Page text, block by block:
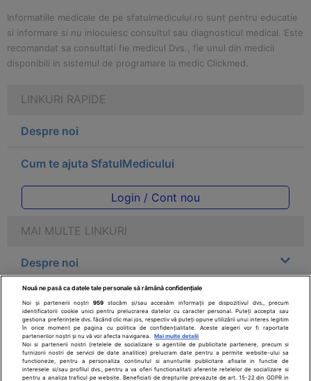
Informatiile medicale de pe sfatulmedicului.ro sunt pentru educatie
si informare si nu inlocuiesc consultul sau diagnosticul medical. Este
recomandat sa consultati fie medicul Dvs., fie unul din medicii
disponibili in sistemul de programare la medic Clickmed.
LINKURI RAPIDE
Despre noi
Cum te ajuta SfatulMedicului
Login / Cont nou
MAI MULTE LINKURI
Despre noi
Legal
Drepturile consumatorului
Parteneri
Nouă ne pasă ca datele tale personale să rămână confidențiale
Noi și partenerii noștri959 stocăm și/sau accesăm informații pe dispozitivul dvs., precum
identificatorii cookie unici pentru prelucrarea datelor cu caracter personal. Puteți accepta sau
gestiona preferințele dvs. făcând clic mai jos, respectiv vă puteți opune utilizării unui interes legitim
în orice moment pe pagina cu politica de confidențialitate. Aceste alegeri vor fi raportate
partenerilor noștri și nu vă vor afecta navigarea.
Mai multe detalii
Noi si partenerii nostri (retelele de socializare si agentiile de publicitate partenere, precum si
furnizorii nostri de servicii de date analitice) prelucram date pentru a permite website-ului sa
functioneze, pentru a personaliza continutul si anunturile publicitare afisate in functie de
interesele si/sau profilul dvs., pentru a va oferi functionalitati aferente retelelor de socializare si
pentru a analiza traficul pe website. Beneficiati de drepturile prevazute de art. 15-22 din GDPR in